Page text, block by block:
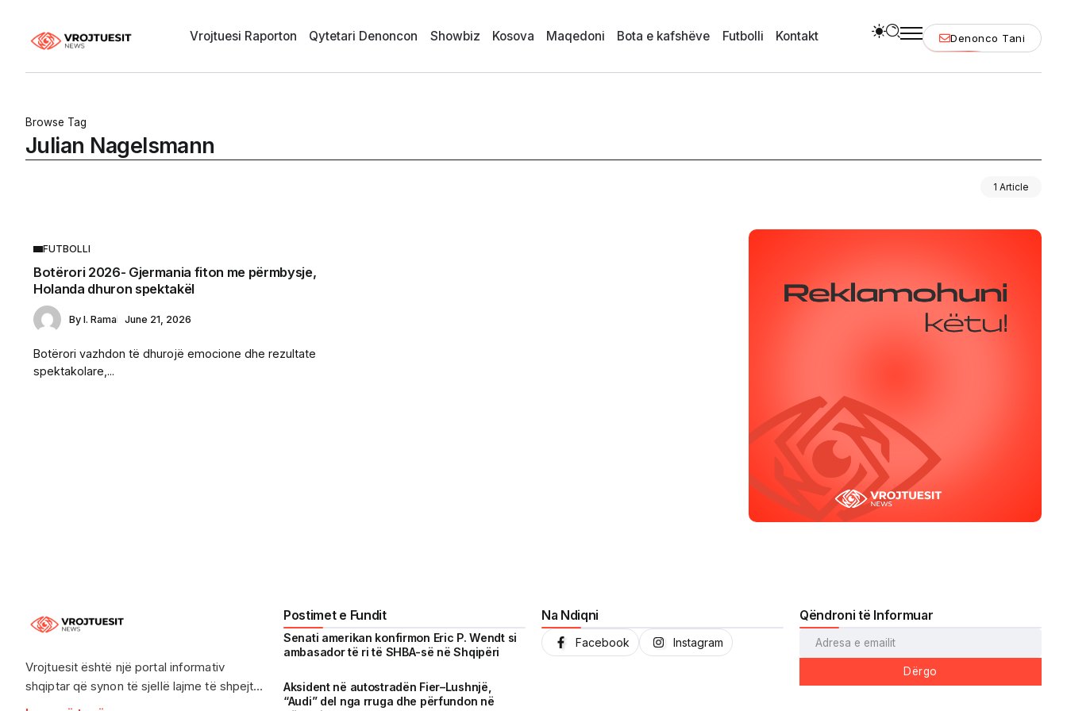
Vrojtuesi Raporton Qytetari Denoncon Showbiz Kosova Maqedoni Bota e kafshëve Futbolli Kontakt Denonco Tani
Browse Tag
Julian Nagelsmann
1 Article
FUTBOLLI
Botërori 2026- Gjermania fiton me përmbysje,
Holanda dhuron spektakël
By I. Rama June 21, 2026
Botërori vazhdon të dhurojë emocione dhe rezultate
spektakolare,...
Vrojtuesit është një portal informativ
shqiptar që synon të sjellë lajme të shpejta,
të sakta dhe të besueshme, duke treguar
Postimet e Fundit
Senati amerikan konfirmon Eric P. Wendt si
ambasador të ri të SHBA-së në Shqipëri
Aksident në autostradën Fier–Lushnjë,
“Audi” del nga rruga dhe përfundon në
Na Ndiqni
Facebook Instagram
Qëndroni të Informuar
Dërgo